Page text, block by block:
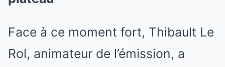
Face à ce moment fort, Thibault Le
Rol, animateur de l’émission, a